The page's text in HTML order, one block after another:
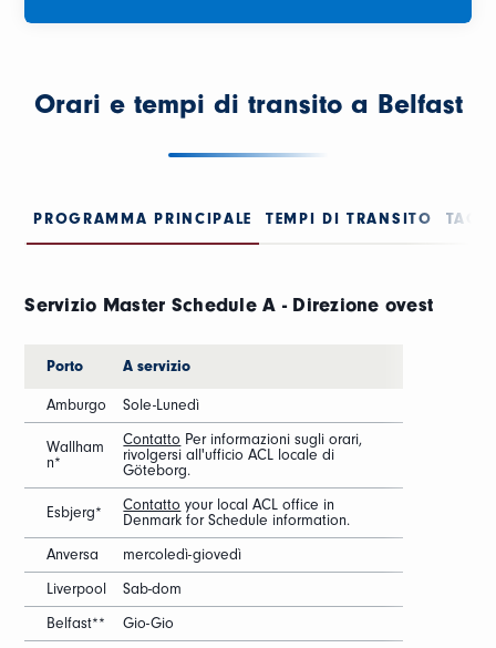
Orari e tempi di transito a Belfast
PROGRAMMA PRINCIPALE TEMPI DI TRANSITO TAGLI
Servizio Master Schedule A - Direzione ovest
Porto A servizio
Amburgo Sole-Lunedì
Wallham
n*
Contatto Per informazioni sugli orari,
rivolgersi all'ufficio ACL locale di
Göteborg.
Esbjerg* Contatto your local ACL office in
Denmark for Schedule information.
Anversa
mercoledì-giovedì
Liverpool
Sab-dom
Belfast**
Gio-Gio